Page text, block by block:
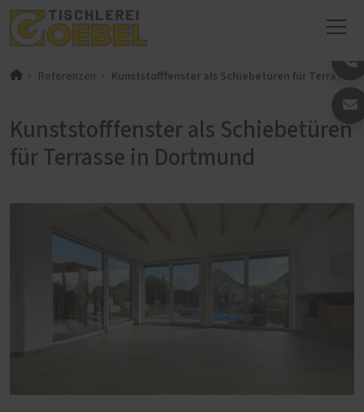
Referenzen Kunststofffenster als Schiebetüren für Terrasse
Kunststofffenster als Schiebetüren
für Terrasse in Dortmund